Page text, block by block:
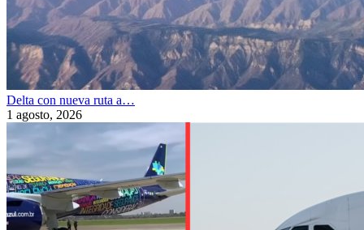
Delta con nueva ruta a…
1 agosto, 2026